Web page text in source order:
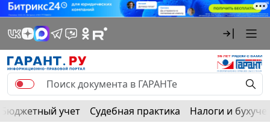
Бюджетный учет Судебная практика Налоги и